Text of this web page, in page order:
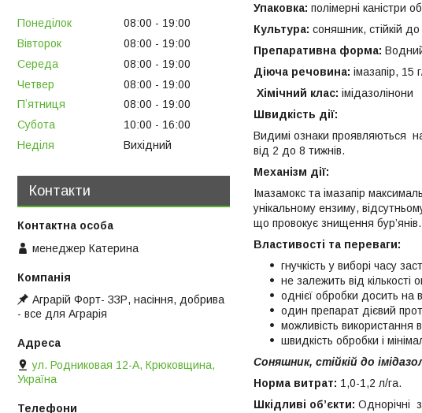
Упаковка: полімерні каністри
Культура: соняшник, стійкій до
Препаративна форма:
Діюча речовина: імазапір, 15
Хімічний клас: імідазолінони
Швидкість дії:
Видимі ознаки проявляються
від 2 до 8 тижнів.
Механізм дії:
Імазамокс та імазапір
унікальному ензиму,
що провокує знищення бур’янів.
Властивості та переваги:
гнучкість у виборі часу
не залежить від кількості
однієї обробки досить на
один препарат дієвий
можливість використання
швидкість обробки і
Соняшник, стійкій до
Норма витрат: 1,0-1,2 л/га.
Шкідливі об’єкти: Однорічні
Понеділок 08:00
19:00
Вівторок
08:00
19:00
Середа
08:00
19:00
Четвер
08:00
19:00
Пʼятниця
08:00
19:00
Субота
10:00
16:00
Неділя
Вихідний
Контакти
менеджер Катерина
Аграрій Форт- ЗЗР, насіння, добрива
- все для Аграрія
ул. Родниковая 12-А, Крюковщина,
Україна